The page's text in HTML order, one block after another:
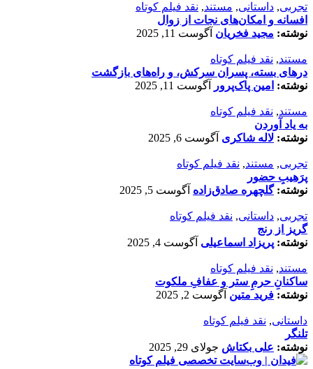
تجربی, داستانی, مستند, نقد فیلم کوتاه
افسانه‌ و امکان‌های نجات از زوال
نوشته: مجید فخریان آگوست 11, 2025
مستند, نقد فیلم کوتاه
درهای بسته، پسران سرکش، و راه‌های بازگشت
نوشته: امین پاک‌پرور آگوست 11, 2025
مستند, نقد فیلم کوتاه
به یاد آوردن
نوشته: لاله شاکری آگوست 6, 2025
تجربی, مستند, نقد فیلم کوتاه
پرَهیب‌ِ حضور
نوشته:گلچهره صادق‌زاده آگوست 5, 2025
تجربی, داستانی, نقد فیلم کوتاه
گریز از رنج
نوشته: پریزاد اسماعیلی آگوست 4, 2025
مستند, نقد فیلم کوتاه
ساکنانِ حرمِ ستر و عفافِ ملکوت
نوشته: فرید متین آگوست 2, 2025
داستانی, نقد فیلم کوتاه
تلنگر
نوشته: علی بکتاش جولای 29, 2025